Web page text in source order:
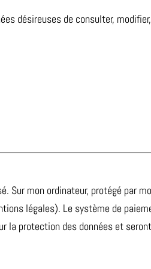
désireuses de consulter,
Sur mon ordinateur, protégé par
légales). Le système de
protection des données et